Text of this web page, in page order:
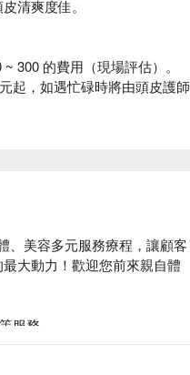
清爽度佳。
300 的費用（現場評估）。
起，如遇忙碌時將由頭皮護師
、美容多元服務療程，讓顧客
大動力！歡迎您前來親自體
服務。
體放鬆服務，更嚴選產品，養
受。